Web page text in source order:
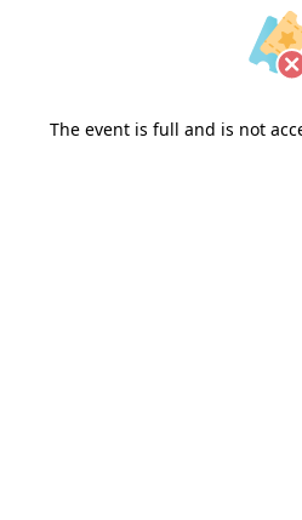
The event is full and is not